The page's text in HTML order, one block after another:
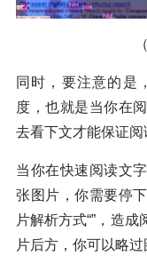
同时，要注意的是
度，也就是当你在
去看下文才能保证阅
当你在快速阅读文
张图片，你需要停
片解析方式“”，造
片后方，你可以略